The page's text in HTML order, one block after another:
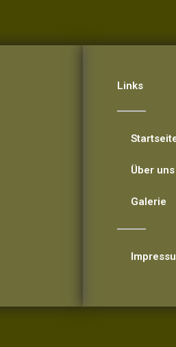
Links
Über uns
Galerie